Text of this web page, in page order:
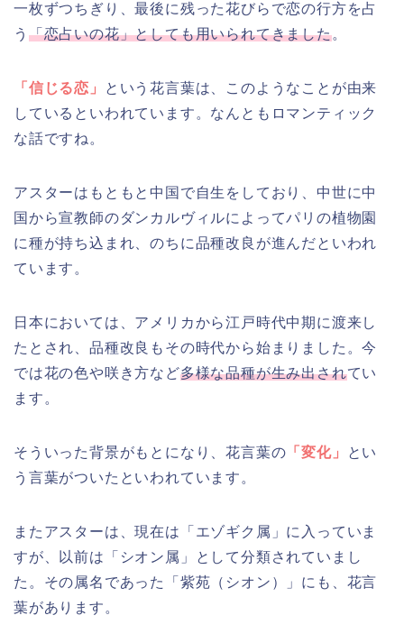
一枚ずつちぎり、最後に残った花びらで恋の行方を占
う 「恋占いの花」としても用いられてきました。
「信じる恋」
という花言葉は、このようなことが由来
しているといわれています。なんともロマンティック
な話ですね。
アスターはもともと中国で自生をしており、中世に中
国から宣教師のダンカルヴィルによってパリの植物園
に種が持ち込まれ、のちに品種改良が進んだといわれ
ています。
日本においては、アメリカから江戸時代中期に渡来し
たとされ、品種改良もその時代から始まりました。今
では花の色や咲き方など多様な品種が生み出されてい
ます。
そういった背景がもとになり、花言葉の 「変化」
とい
う言葉がついたといわれています。
またアスターは、現在は「エゾギク属」に入っていま
すが、以前は「シオン属」として分類されていまし
た。その属名であった「紫苑（シオン）」にも、花言
葉があります。